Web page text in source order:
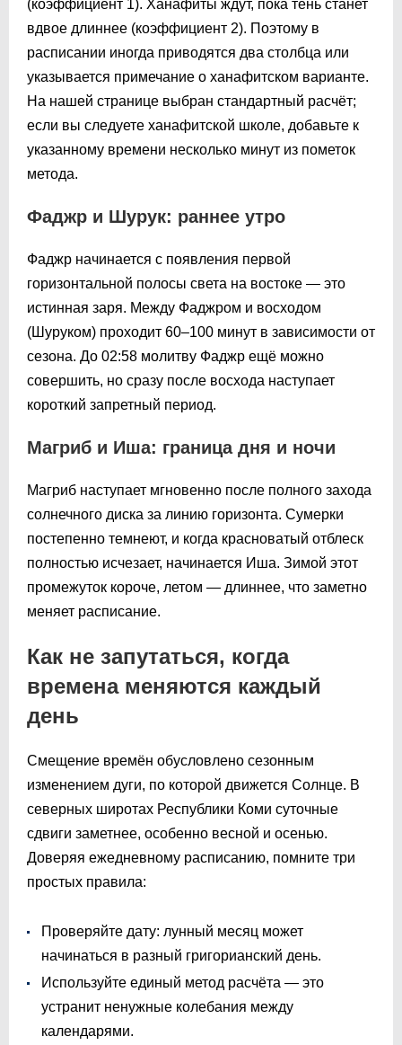
(коэффициент 1). Ханафиты ждут, пока тень станет
вдвое длиннее (коэффициент 2). Поэтому в
расписании иногда приводятся два столбца или
указывается примечание о ханафитском варианте.
На нашей странице выбран стандартный расчёт;
если вы следуете ханафитской школе, добавьте к
указанному времени несколько минут из пометок
метода.
Фаджр и Шурук: раннее утро
Фаджр начинается с появления первой
горизонтальной полосы света на востоке — это
истинная заря. Между Фаджром и восходом
(Шуруком) проходит 60–100 минут в зависимости от
сезона. До 02:58 молитву Фаджр ещё можно
совершить, но сразу после восхода наступает
короткий запретный период.
Магриб и Иша: граница дня и ночи
Магриб наступает мгновенно после полного захода
солнечного диска за линию горизонта. Сумерки
постепенно темнеют, и когда красноватый отблеск
полностью исчезает, начинается Иша. Зимой этот
промежуток короче, летом — длиннее, что заметно
меняет расписание.
Как не запутаться, когда
времена меняются каждый
день
Смещение времён обусловлено сезонным
изменением дуги, по которой движется Солнце. В
северных широтах Республики Коми суточные
сдвиги заметнее, особенно весной и осенью.
Доверяя ежедневному расписанию, помните три
простых правила:
Проверяйте дату: лунный месяц может
начинаться в разный григорианский день.
Используйте единый метод расчёта — это
устранит ненужные колебания между
календарями.